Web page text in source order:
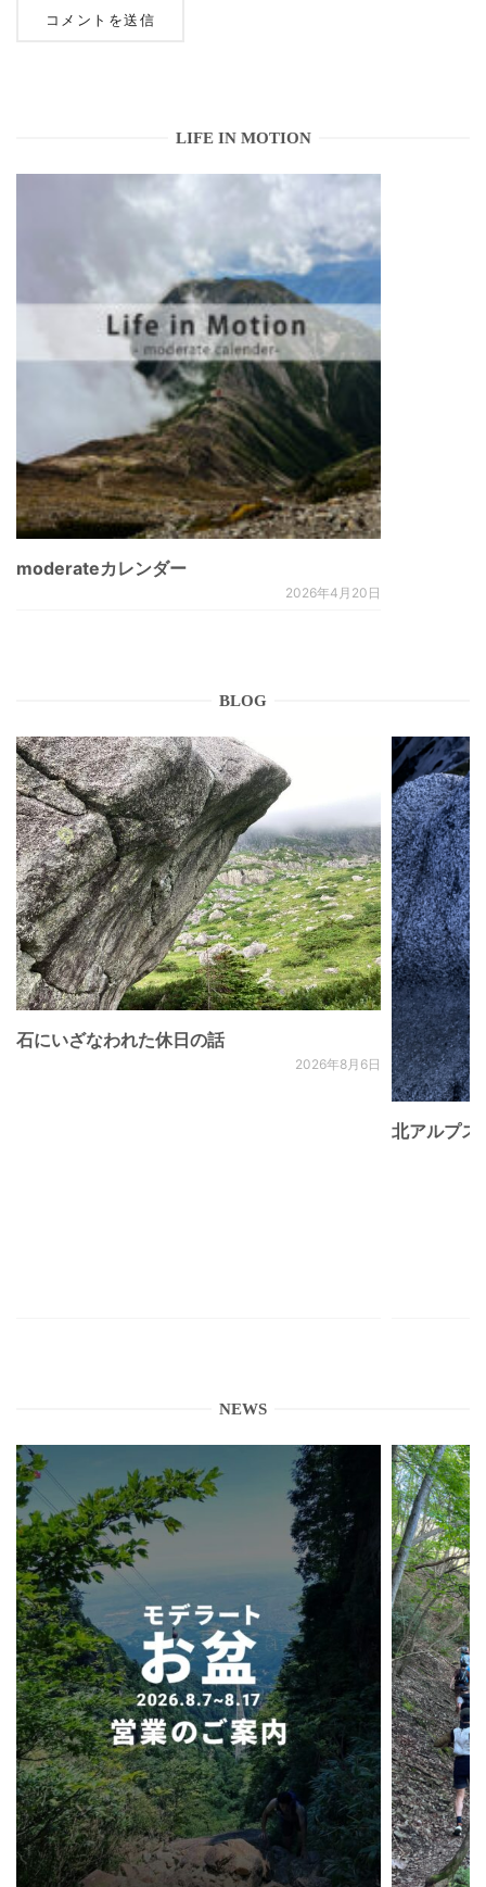
LIFE IN MOTION
moderateカレンダー
2026年4月20日
BLOG
石にいざなわれた休日の話
2026年8月6日
北アルプ
NEWS